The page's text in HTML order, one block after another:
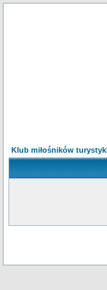
Klub miłośników